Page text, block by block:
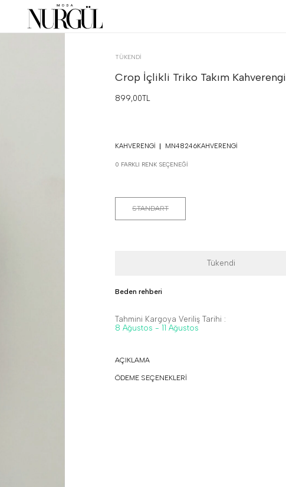
TÜKENDI
Crop İçlikli Triko Takım Kahverengi
899,00TL
KAHVERENGI MN48246KAHVERENGI
0 FARKLI RENK SEÇENEĞI
STANDART
Tükendi
Beden rehberi
Tahmini Kargoya Veriliş Tarihi :
8 Ağustos - 11 Ağustos
AÇIKLAMA
ÖDEME SEÇENEKLERİ